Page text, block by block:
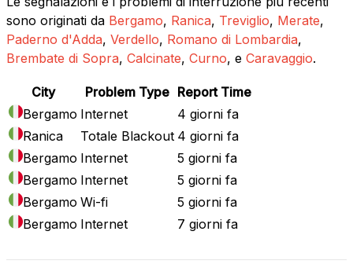
sono originati da Bergamo, Ranica, Treviglio, Merate,
Paderno d'Adda, Verdello, Romano di Lombardia,
Brembate di Sopra, Calcinate, Curno, e Caravaggio.
City Problem Type Report Time
Bergamo Internet
4 giorni fa
Ranica
Totale Blackout 4 giorni fa
Bergamo Internet
5 giorni fa
Bergamo Internet
5 giorni fa
Bergamo Wi-fi
5 giorni fa
Bergamo Internet 7 giorni fa